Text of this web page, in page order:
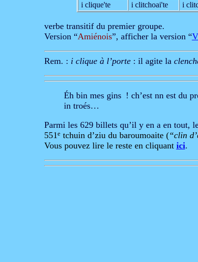
i clique'te
i clitchoai'te i
verbe transitif du premier groupe.
Version “Amiénois”, afficher la version “
Rem. : i clique à l’porte: il agite la
Éh bin mes gins ! ch’est nn est du
in troés…
Parmi les 629 billets qu’il y en a en tout,
551e tchuin d’ziu du baroumoaite (“clin
Vous pouvez lire le reste en cliquant ici.